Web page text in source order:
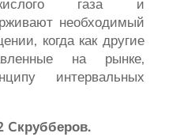
газа и
необходимый
когда как другие
на рынке,
интервальных
Cкрубберов.